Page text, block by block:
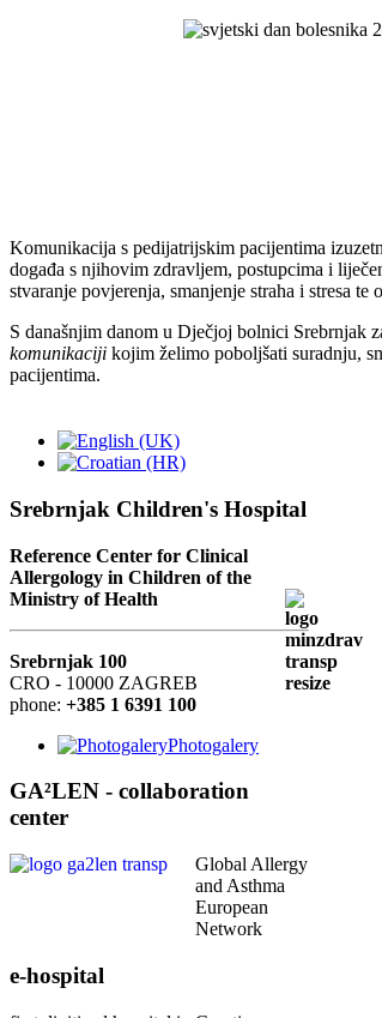
Komunikacija s pedijatrijskim pacijentima
događa s njihovim zdravljem, postupcima i
stvaranje povjerenja, smanjenje straha i stresa te
S današnjim danom u Dječjoj bolnici Srebrnjak
komunikaciji kojim želimo poboljšati suradnju,
pacijentima.
Srebrnjak Children's Hospital
Reference Center for Clinical
Allergology in Children of the
Ministry of Health
Srebrnjak 100
CRO - 10000 ZAGREB
phone: +385 1 6391 100
Photogalery
GA²LEN - collaboration
center
Global Allergy
and Asthma
European
Network
e-hospital